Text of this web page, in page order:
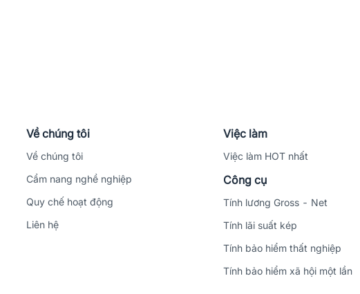
Về chúng tôi
Về chúng tôi
Cẩm nang nghề nghiệp
Quy chế hoạt động
Liên hệ
Việc làm
Việc làm HOT nhất
Công cụ
Tính lương Gross - Net
Tính lãi suất kép
Tính bảo hiểm thất nghiệp
Tính bảo hiểm xã hội một lần